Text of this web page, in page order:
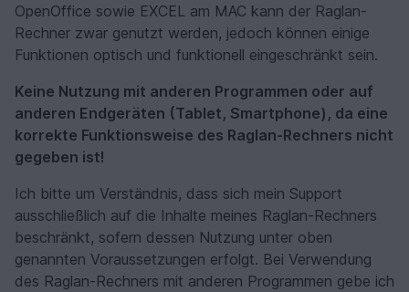
OpenOffice sowie EXCEL am MAC kann der Raglan-
Rechner zwar genutzt werden, jedoch können einige
Funktionen optisch und funktionell eingeschränkt sein.
Keine Nutzung mit anderen Programmen oder auf
anderen Endgeräten (Tablet, Smartphone), da eine
korrekte Funktionsweise des Raglan-Rechners nicht
gegeben ist!
Ich bitte um Verständnis, dass sich mein Support
ausschließlich auf die Inhalte meines Raglan-Rechners
beschränkt, sofern dessen Nutzung unter oben
genannten Voraussetzungen erfolgt. Bei Verwendung
des Raglan-Rechners mit anderen Programmen gebe ich